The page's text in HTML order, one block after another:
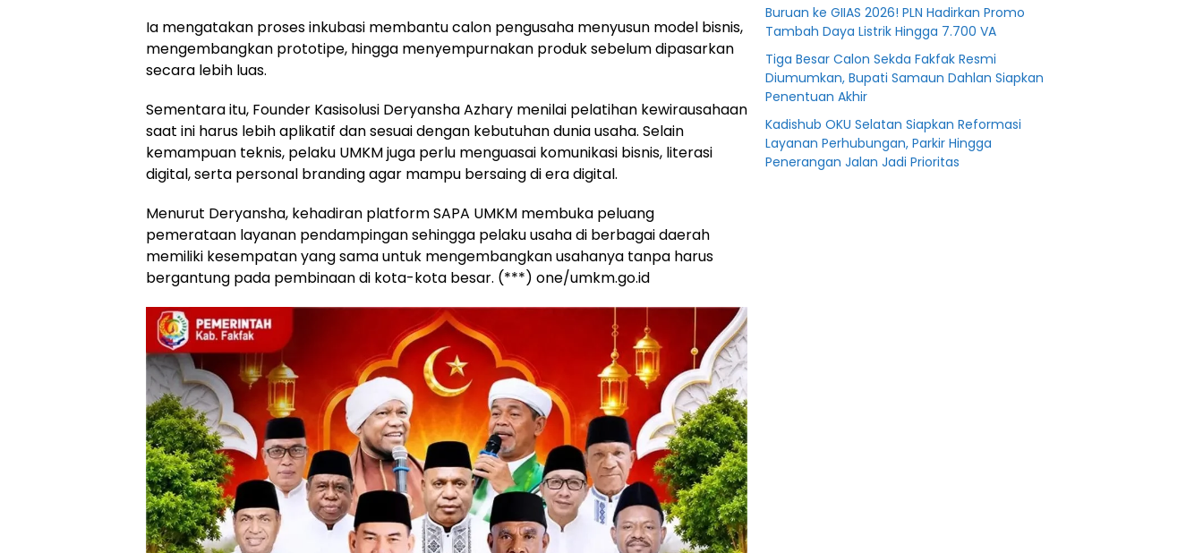
Ia mengatakan proses inkubasi membantu calon pengusaha menyusun model bisnis,
mengembangkan prototipe, hingga menyempurnakan produk sebelum dipasarkan
secara lebih luas.
Sementara itu, Founder Kasisolusi Deryansha Azhary menilai pelatihan kewirausahaan
saat ini harus lebih aplikatif dan sesuai dengan kebutuhan dunia usaha. Selain
kemampuan teknis, pelaku UMKM juga perlu menguasai komunikasi bisnis, literasi
digital, serta personal branding agar mampu bersaing di era digital.
Menurut Deryansha, kehadiran platform SAPA UMKM membuka peluang
pemerataan layanan pendampingan sehingga pelaku usaha di berbagai daerah
memiliki kesempatan yang sama untuk mengembangkan usahanya tanpa harus
bergantung pada pembinaan di kota-kota besar. (***) one/umkm.go.id
Buruan ke GIIAS 2026! PLN Hadirkan Promo
Tambah Daya Listrik Hingga 7.700 VA
Tiga Besar Calon Sekda Fakfak Resmi
Diumumkan, Bupati Samaun Dahlan Siapkan
Penentuan Akhir
Kadishub OKU Selatan Siapkan Reformasi
Layanan Perhubungan, Parkir Hingga
Penerangan Jalan Jadi Prioritas